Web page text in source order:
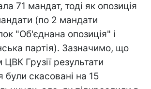
71 мандат, тоді як опозиція
(по 2 мандати
"Об'єднана опозиція" і
партія). Зазначимо, що
Грузії результати
були скасовані на 15